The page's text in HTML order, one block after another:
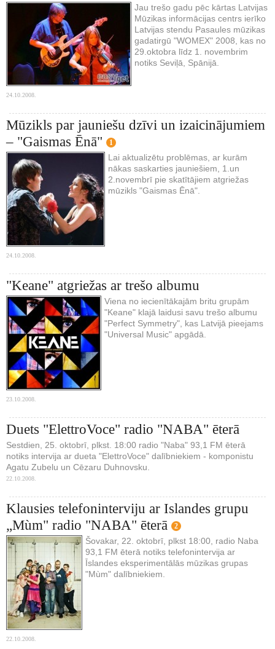
Jau trešo gadu pēc kārtas Latvijas
Mūzikas informācijas centrs ierīko
Latvijas stendu Pasaules mūzikas
gadatirgū "WOMEX" 2008, kas no
29.oktobra līdz 1. novembrim
notiks Seviļā, Spānijā.
24.10.2008.
Mūzikls par jauniešu dzīvi un izaicinājumiem
– "Gaismas Ēnā"
1
Lai aktualizētu problēmas, ar kurām
nākas saskarties jauniešiem, 1.un
2.novembrī pie skatītājiem atgriežas
mūzikls "Gaismas Ēnā".
24.10.2008.
"Keane" atgriežas ar trešo albumu
Viena no iecienītākajām britu grupām
"Keane" klajā laidusi savu trešo albumu
"Perfect Symmetry", kas Latvijā pieejams
"Universal Music" apgādā.
23.10.2008.
Duets "ElettroVoce" radio "NABA" ēterā
Sestdien, 25. oktobrī, plkst. 18:00 radio "Naba" 93,1 FM ēterā
notiks intervija ar dueta "ElettroVoce" dalībniekiem - komponistu
Agatu Zubelu un Cēzaru Duhnovsku.
22.10.2008.
Klausies telefoninterviju ar Islandes grupu
„Mùm" radio "NABA" ēterā
2
Šovakar, 22. oktobrī, plkst 18:00, radio Naba
93,1 FM ēterā notiks telefonintervija ar
Īslandes eksperimentālās mūzikas grupas
"Mùm" dalībniekiem.
22.10.2008.